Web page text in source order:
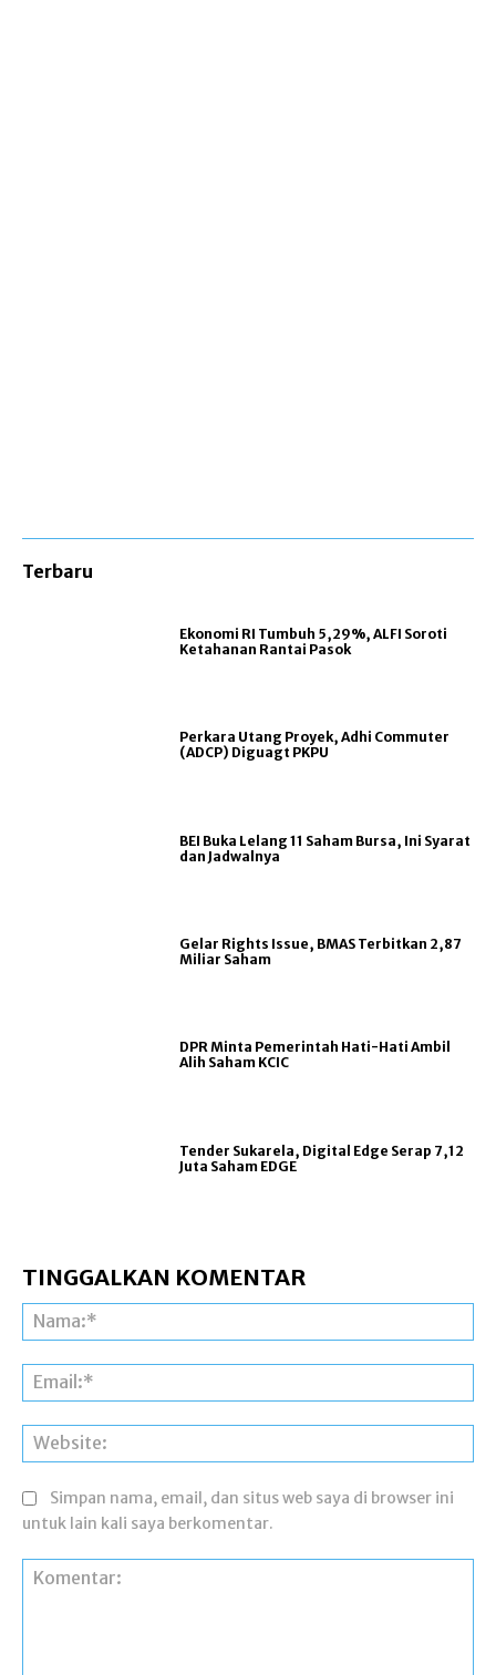
Terbaru
Ekonomi RI Tumbuh 5,29%, ALFI Soroti
Ketahanan Rantai Pasok
Perkara Utang Proyek, Adhi Commuter
(ADCP) Diguagt PKPU
BEI Buka Lelang 11 Saham Bursa, Ini Syarat
dan Jadwalnya
Gelar Rights Issue, BMAS Terbitkan 2,87
Miliar Saham
DPR Minta Pemerintah Hati-Hati Ambil
Alih Saham KCIC
Tender Sukarela, Digital Edge Serap 7,12
Juta Saham EDGE
TINGGALKAN KOMENTAR
Simpan nama, email, dan situs web saya di browser ini
untuk lain kali saya berkomentar.